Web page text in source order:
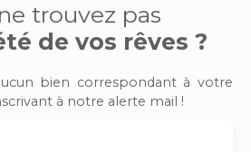
trouvez pas
de vos rêves ?
bien correspondant à votre
à notre alerte mail !